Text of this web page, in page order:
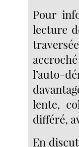
Pour
lecture
l’auto-
lente,
différé,
En